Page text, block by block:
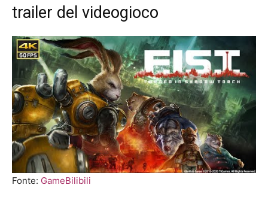
trailer del videogioco
Fonte: GameBilibili